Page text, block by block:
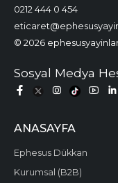
0212 444 0 454
© 2026
Sosyal Medya
ANASAYFA
Ephesus Dükkan
Kurumsal (B2B)